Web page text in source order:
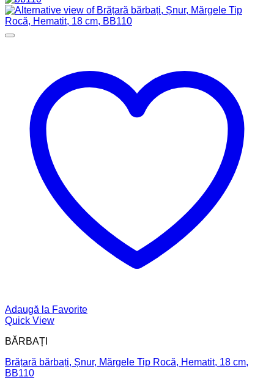
Adaugă la Favorite
Quick View
BĂRBAȚI
Brățară bărbați, Șnur, Mărgele Tip Rocă, Hematit, 18 cm,
BB110